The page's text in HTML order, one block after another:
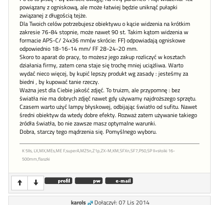
powiązany z ogniskową, ale może łatwiej będzie uniknąć pułapki
związanej z długością tejże.
Dla Twoich celów potrzebujesz obiektywu o kącie widzenia na krótkim
zakresie 76-84 stopnie, może nawet 90 st. Takim kątom widzenia w
formacie APS-C/ 24x36 mm(w skrócie: FF) odpowiadają ogniskowe
odpowiednio 18-16-14 mm/ FF 28-24-20 mm.
Skoro to aparat do pracy, to możesz jego zakup rozliczyć w kosztach
działania firmy, zatem cena staje się trochę mniej uciążliwa. Warto
wydać nieco więcej, by kupić lepszy produkt wg zasady : jesteśmy za
biedni , by kupować tanie rzeczy.
Ważna jest dla Ciebie jakość zdjęć. To truizm, ale przypomnę : bez
światła nie ma dobrych zdjęć nawet gdy używamy najdroższego sprzętu.
Czasem warto użyć lampy błyskowej, odbijając światło od sufitu. Nawet
średni obiektyw da wtedy dobre efekty. Rozważ zatem używanie takiego
żródła światła, bo nie zawsze masz optymalne warunki.
Dobra, starczy tego mądrzenia się. Pomyślnego wyboru.
K 5IIs, LX,MX,MEs,ME F,superA,MZ5n,Z1p,ZX-M,KM,SFXn,SF7,P50,SP II+słoiki 16-
500mm,flaszki
karols
Dołączył: 07 Lis 2014